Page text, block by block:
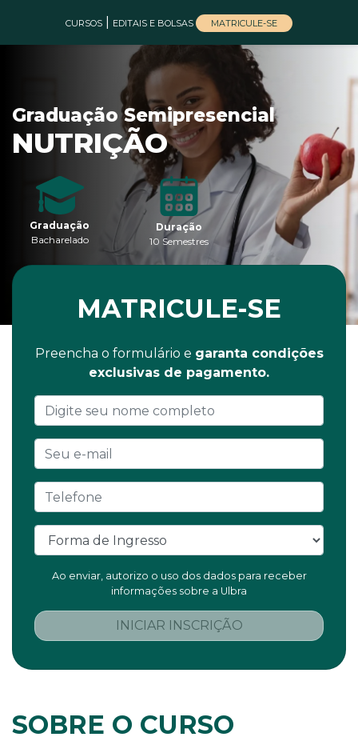
CURSOS EDITAIS E BOLSAS MATRICULE-SE
Graduação Semipresencial
NUTRIÇÃO
Graduação
Bacharelado
Duração
10 Semestres
MATRICULE-SE
Preencha o formulário e garanta condições
exclusivas de pagamento.
Ao enviar, autorizo o uso dos dados para receber
informações sobre a Ulbra
INICIAR INSCRIÇÃO
SOBRE O CURSO